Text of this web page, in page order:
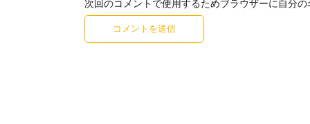
次回のコメントで使用するためブラウザーに自分